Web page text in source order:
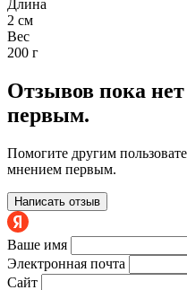
Длина
2 см
Вес
200 г
Отзывов пока
первым.
Помогите другим
мнением первым.
Написать отзыв
Ваше имя
Электронная почта
Сайт